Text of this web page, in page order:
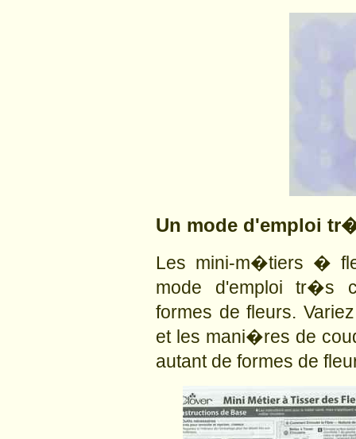
Un mode d'emploi
Les mini-m�tiers �
mode d'emploi tr�s
formes de fleurs.
et les mani�res de
autant de formes de